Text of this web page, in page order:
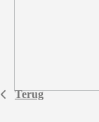
Terug